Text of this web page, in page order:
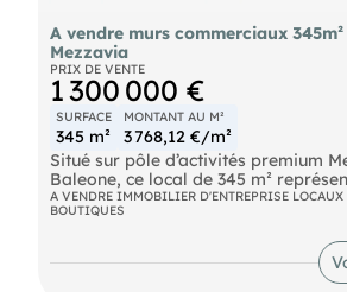
A vendre murs commerciaux
Mezzavia
PRIX DE VENTE
1 300 000 €
SURFACE
345 m²
MONTANT AU M²
3 768,12 €/m²
Situé sur pôle d’activités premium
Baleone, ce local de 345 m²
excellente opportunité
d’investissement. Surface : 345 m²
entièrement aménagé Prestations
Adapté à : commerce, bureaux,
libérales, activités administratives
A VENDRE IMMOBILIER D'ENTREPRISE
BOUTIQUES